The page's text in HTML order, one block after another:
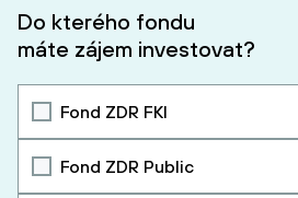
Do kterého fondu
máte zájem investovat?
Fond ZDR FKI
Fond ZDR Public